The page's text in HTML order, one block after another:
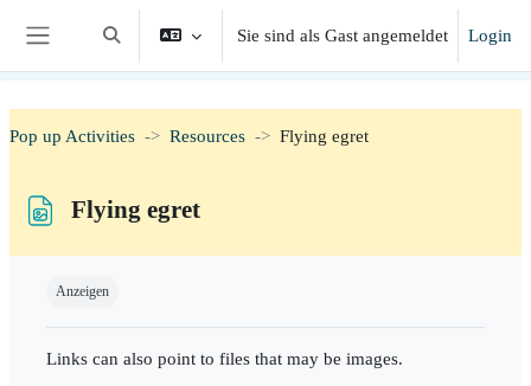
Website-Übersicht
Sucheingabe umschalten
Sie sind als Gast angemeldet Login
Pop up Activities Resources Flying egret
Flying egret
Anzeigen
Links can also point to files that may be images.